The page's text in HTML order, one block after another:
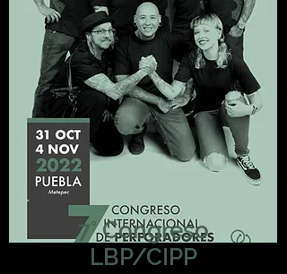
7° Congreso
LBP/CIPP